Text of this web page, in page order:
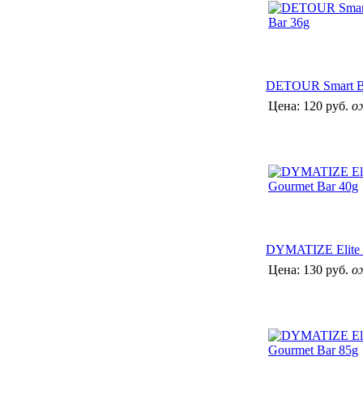
DETOUR Smart
Цена: 120 руб.
DYMATIZE Elite
Цена: 130 руб.